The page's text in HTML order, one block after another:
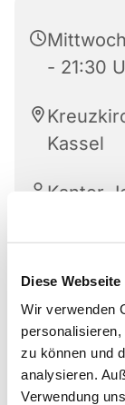
Diese
Wir verwenden
zu können und
analysieren.
Verwendung
- 21:30
Kassel
Kantor
In der Regel
zusätzlich zu
ca.
Kreuzkirche"